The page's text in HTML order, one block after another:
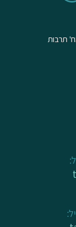
bתרבות